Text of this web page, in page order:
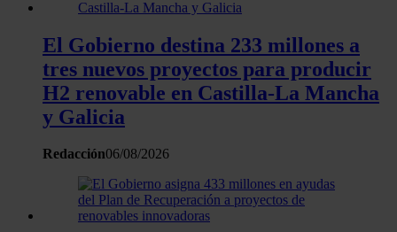
que les haya proporcionado o que hayan recopilado a
partir del uso que haya hecho de sus servicios.
El Gobierno destina 233 millones a
tres nuevos proyectos para producir
H2 renovable en Castilla-La Mancha
y Galicia
Redacción06/08/2026